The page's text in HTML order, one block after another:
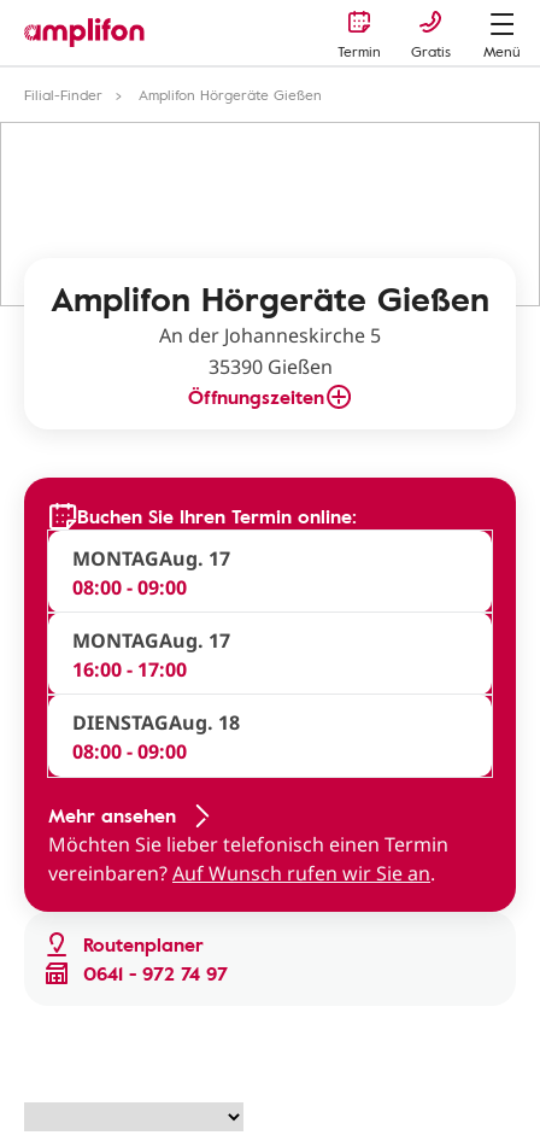
Termin Gratis
Menü
Filial-Finder
Amplifon Hörgeräte Gießen
Amplifon Hörgeräte Gießen
An der Johanneskirche 5
35390 Gießen
Öffnungszeiten
Routenplaner
0641 - 972 74 97
Buchen Sie Ihren Termin online:
MONTAGAug. 17
08:00 - 09:00
MONTAGAug. 17
16:00 - 17:00
DIENSTAGAug. 18
08:00 - 09:00
Mehr ansehen
Möchten Sie lieber telefonisch einen Termin
vereinbaren?Auf Wunsch rufen wir Sie an.